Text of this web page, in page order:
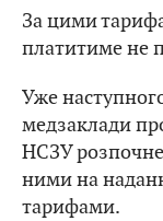
За цими
платитиме не
Уже
медзаклади
НСЗУ розпочне
ними на
тарифами.